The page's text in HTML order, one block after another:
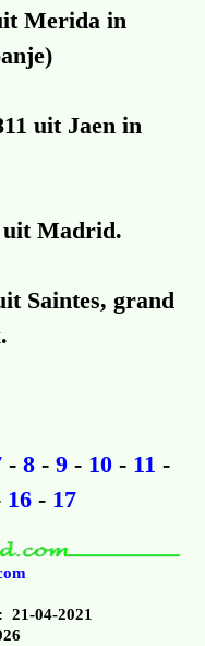
Merida in
uit Jaen in
Madrid.
Saintes, grand
-8 -9 - 10 - 11 -
16 - 17
21-04-2021